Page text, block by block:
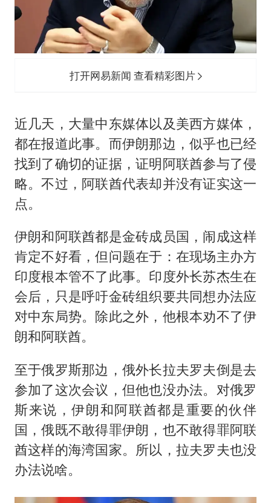
打开网易新闻 查看精彩图片
近几天，大量中东媒体以及美西方媒体，
都在报道此事。而伊朗那边，似乎也已经
找到了确切的证据，证明阿联酋参与了侵
略。不过，阿联酋代表却并没有证实这一
点。
伊朗和阿联酋都是金砖成员国，闹成这样
肯定不好看，但问题在于：在现场主办方
印度根本管不了此事。印度外长苏杰生在
会后，只是呼吁金砖组织要共同想办法应
对中东局势。除此之外，他根本劝不了伊
朗和阿联酋。
至于俄罗斯那边，俄外长拉夫罗夫倒是去
参加了这次会议，但他也没办法。对俄罗
斯来说，伊朗和阿联酋都是重要的伙伴
国，俄既不敢得罪伊朗，也不敢得罪阿联
酋这样的海湾国家。所以，拉夫罗夫也没
办法说啥。